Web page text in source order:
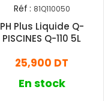
Réf : 81Q110050
PH Plus Liquide Q-
PISCINES Q-110 5L
25,900 DT
En stock